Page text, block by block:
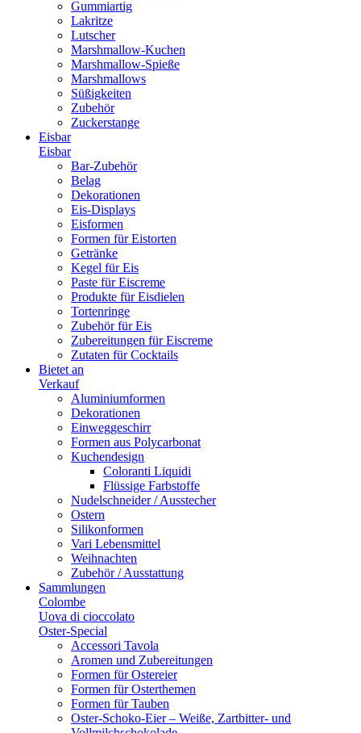
Gummiartig
Lakritze
Lutscher
Marshmallow-Kuchen
Marshmallow-Spieße
Marshmallows
Süßigkeiten
Zubehör
Zuckerstange
Eisbar
Eisbar
Bar-Zubehör
Belag
Dekorationen
Eis-Displays
Eisformen
Formen für Eistorten
Getränke
Kegel für Eis
Paste für Eiscreme
Produkte für Eisdielen
Tortenringe
Zubehör für Eis
Zubereitungen für Eiscreme
Zutaten für Cocktails
Bietet an
Verkauf
Aluminiumformen
Dekorationen
Einweggeschirr
Formen aus Polycarbonat
Kuchendesign
Coloranti Liquidi
Flüssige Farbstoffe
Nudelschneider / Ausstecher
Ostern
Silikonformen
Vari Lebensmittel
Weihnachten
Zubehör / Ausstattung
Sammlungen
Colombe
Uova di cioccolato
Oster-Special
Accessori Tavola
Aromen und Zubereitungen
Formen für Ostereier
Formen für Osterthemen
Formen für Tauben
Oster-Schoko-Eier – Weiße, Zartbitter- und